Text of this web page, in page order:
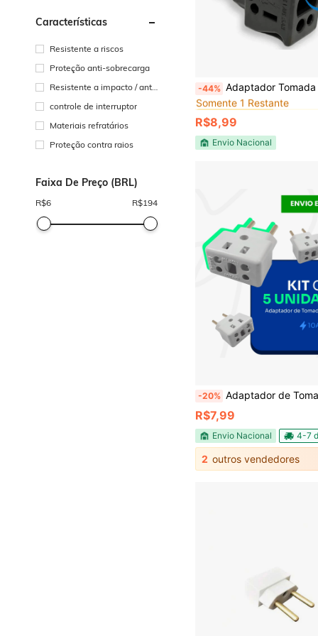
Características
Resistente a riscos
Proteção anti-sobrecarga
Resistente a impacto / anti
controle de interruptor
Materiais refratários
Proteção contra raios
Faixa De Preço (BRL)
R$6 R$194
-44% Adaptador Tomada T Benjamim 3 Pinos 10A E 20A Branco Pino
#10 Mais Vendido
Somente 1 Restante
#10 Mais Vendido
Somente 1 Restante
#10 Mais Vendido
Somente 1 Restante
#10 Mais Vendido
Somente 1 Restante
R$8,99
Envio Nacional
-20% Adaptador de Tomada Kit C/5 Benjamin 10A/20A Pino
R$7,99
Envio Nacional 4-7
2 outros vendedores